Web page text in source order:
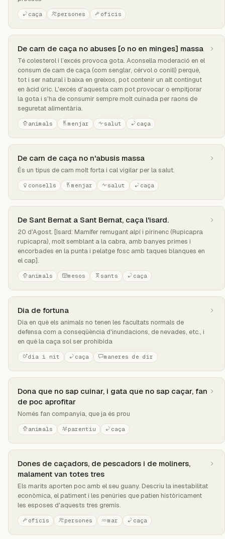
caça persones oficis
De carn de caça no abuses [o no en minges] massa
Té colesterol i l’excés provoca gota. Aconsella moderació en el
consum de carn de caça (com senglar, cérvol o conill) perquè,
tot i ser natural i baixa en greixos, pot contenir un alt contingut
en àcid úric. L'excés d'aquesta carn pot provocar o empitjorar
la gota i s'ha de consumir sempre molt cuinada per raons de
seguretat alimentària.
animals menjar salut caça
De carn de caça no n'abusis massa
És un tipus de carn molt forta i cal vigilar per la salut.
consells menjar salut caça
De Sant Bernat a Sant Bernat, caça l'isard.
20 d'Agost. [Isard: Mamífer remugant alpí i pirinenc (Rupicapra
rupicapra), molt semblant a la cabra, amb banyes primes i
encorbades en la punta i pelatge fosc amb taques blanques en
el cap].
animals mesos sants caça
Dia de fortuna
Dia en què els animals no tenen les facultats normals de
defensa com a conseqüència d'inundacions, de nevades, etc., i
en què la caça sol ser prohibida
dia i nit caça maneres de dir
Dona que no sap cuinar, i gata que no sap caçar, fan
de poc aprofitar
Només fan companyia, que ja és prou
animals parentiu caça
Dones de caçadors, de pescadors i de moliners,
malament van totes tres
Els marits aporten poc amb el seu guany. Descriu la inestabilitat
econòmica, el patiment i les penúries que patien històricament
les esposes d'aquests tres gremis.
oficis persones mar caça